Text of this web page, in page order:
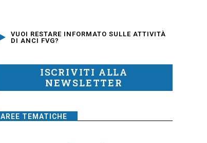
VUOI RESTARE INFORMATO SULLE ATTIVITÀ
DI ANCI FVG?
ISCRIVITI ALLA
NEWSLETTER
AREE TEMATICHE